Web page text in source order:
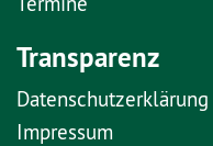
Transparenz
Datenschutzerklärung
Impressum